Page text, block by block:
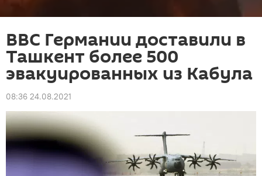
ВВС Германии доставили в
Ташкент более 500
эвакуированных из Кабула
08:36 24.08.2021